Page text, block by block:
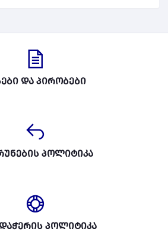
და პირობები
პოლიტიკა
პოლიტიკა